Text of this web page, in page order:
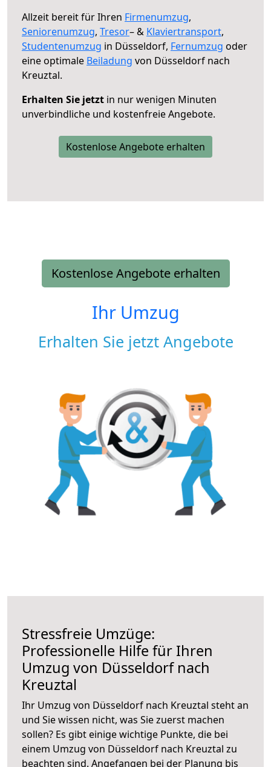
Allzeit bereit für Ihren Firmenumzug,
Seniorenumzug, Tresor– & Klaviertransport,
Studentenumzug in Düsseldorf, Fernumzug oder
eine optimale Beiladung von Düsseldorf nach
Kreuztal.
Erhalten Sie jetzt in nur wenigen Minuten
unverbindliche und kostenfreie Angebote.
Kostenlose Angebote erhalten
Kostenlose Angebote erhalten
Ihr Umzug
Erhalten Sie jetzt Angebote
Stressfreie Umzüge:
Professionelle Hilfe für Ihren
Umzug von Düsseldorf nach
Kreuztal
Ihr Umzug von Düsseldorf nach Kreuztal steht an
und Sie wissen nicht, was Sie zuerst machen
sollen? Es gibt einige wichtige Punkte, die bei
einem Umzug von Düsseldorf nach Kreuztal zu
beachten sind. Angefangen bei der Planung bis